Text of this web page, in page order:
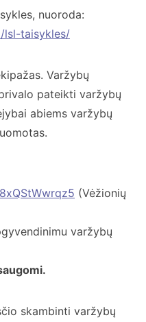
nuoroda:
lsl-taisykles/
Varžybų
pateikti varžybų
abiems varžybų
(Vėžionių
varžybų
skambinti varžybų